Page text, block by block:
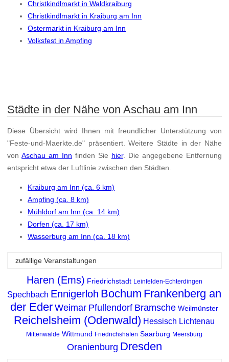
Christkindlmarkt in Waldkraiburg
Christkindlmarkt in Kraiburg am Inn
Ostermarkt in Kraiburg am Inn
Volksfest in Ampfing
Städte in der Nähe von Aschau am Inn
Diese Übersicht wird Ihnen mit freundlicher Unterstützung von
"Feste-und-Maerkte.de" präsentiert. Weitere Städte in der Nähe
vonAschau am Inn finden Sie hier. Die angegebene Entfernung
entspricht etwa der Luftlinie zwischen den Städten.
Kraiburg am Inn (ca. 6 km)
Ampfing (ca. 8 km)
Mühldorf am Inn (ca. 14 km)
Dorfen (ca. 17 km)
Wasserburg am Inn (ca. 18 km)
zufällige Veranstaltungen
Haren (Ems) Friedrichstadt Leinfelden-Echterdingen
Spechbach Ennigerloh Bochum Frankenberg an
der Eder Weimar Pfullendorf Bramsche Weilmünster
Reichelsheim (Odenwald) Hessisch Lichtenau
Mittenwalde Wittmund Friedrichshafen Saarburg Meersburg
Oranienburg Dresden